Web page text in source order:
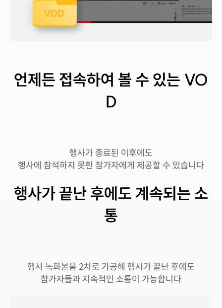
언제든 접속하여 볼 수 있는 VO
D
행사가 종료된 이후에도
행사에 참석하지 못한 참가자에게 제공할 수 있습니다
행사가 끝난 후에도 계속되는 소
통
행사 녹화본을 2차로 가공해 행사가 끝난 후에도
참가자들과 지속적인 소통이 가능합니다